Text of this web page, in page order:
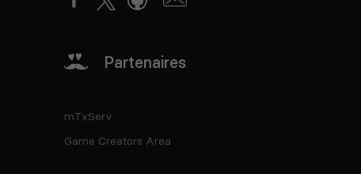
Partenaires
mTxServ
Game Creators Area